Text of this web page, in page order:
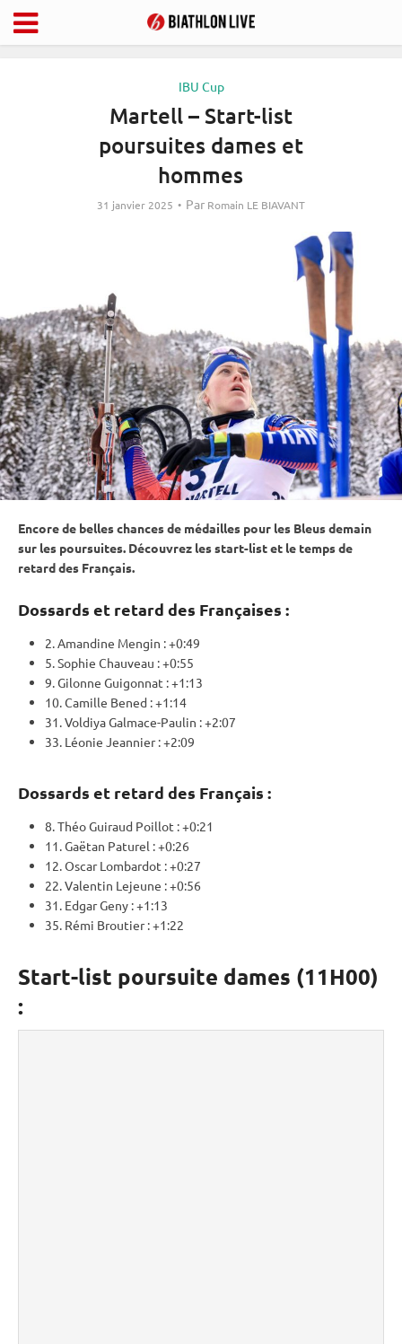
IBU Cup
Martell – Start-list
poursuites dames et
hommes
31 janvier 2025 Par Romain LE BIAVANT
Encore de belles chances de médailles pour les Bleus demain
sur les poursuites. Découvrez les start-list et le temps de
retard des Français.
Dossards et retard des Françaises :
2. Amandine Mengin : +0:49
5. Sophie Chauveau : +0:55
9. Gilonne Guigonnat : +1:13
10. Camille Bened : +1:14
31. Voldiya Galmace-Paulin : +2:07
33. Léonie Jeannier : +2:09
Dossards et retard des Français :
8. Théo Guiraud Poillot : +0:21
11. Gaëtan Paturel : +0:26
12. Oscar Lombardot : +0:27
22. Valentin Lejeune : +0:56
31. Edgar Geny : +1:13
35. Rémi Broutier : +1:22
Start-list poursuite dames (11H00)
: